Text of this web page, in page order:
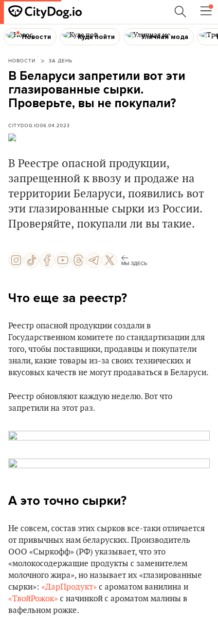
Новости Куда пойти Уличная мода
НОВОСТИ ЗА ДЕНЬ
В Беларуси запретили вот эти
глазированные сырки.
Проверьте, вы не покупали?
CITYDOG.IO06.04.2023
В Реестре опасной продукции,
запрещенной к ввозу и продаже на
территории Беларуси, появились вот
эти глазированные сырки из России.
Проверяйте, покупали ли вы такие.
МЫ ЗДЕСЬ
Что еще за реестр?
Реестр опасной продукции создали в
Государственном комитете по стандартизации для
того, чтобы поставщики, продавцы и покупатели
знали, какие товары из-за своих технических и
вкусовых качеств не могут продаваться в Беларуси.
Реестр обновляют каждую неделю. Вот что
запретили на этот раз.
А это точно сырки?
Не совсем, состав этих сырков все-таки отличается
от привычных нам беларуских. Производитель
ООО «Сыркофф» (РФ) указывает, что это
«молокосодержащие продукты с заменителем
молочного жира», но называет их «глазированные
сырки»: «ДарПродукт» с ароматом ванилина и
«ТвойРожок» с начинкой с ароматом малины в
вафельном рожке.